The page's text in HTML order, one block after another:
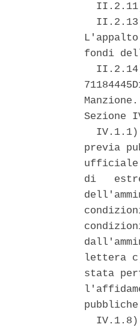
fondi
Manzione.
Sezione
previa
ufficiale
di
lettera
stata